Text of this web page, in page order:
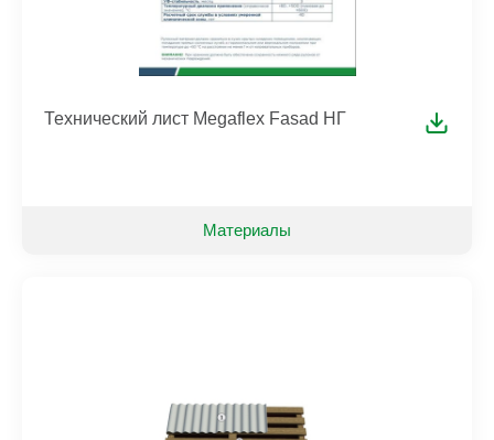
Технический лист Megaflex Fasad НГ
Материалы